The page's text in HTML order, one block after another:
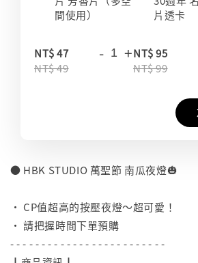
間使用）
NT$ 47
NT$ 49
- +
片透卡
NT$ 95
NT$ 99
● HBK STUDIO 萬聖節 南瓜夜燈🎃
• CP值超高的按壓夜燈～超可愛！
• 請把握時間下單預購
- - - - - - - - - - - - - - - - - - - - - - - - -